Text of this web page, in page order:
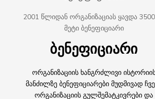
2001 წლიდან ორგანიზაციას ყავდა
მეტი ბენეფიციარი
ბენეფიციარი
ორგანიზაციის ხანგრძლივი
მანძილზე ბენეფიციარები მუდმივად
ორგანიზაციის გულშემატკივრები და